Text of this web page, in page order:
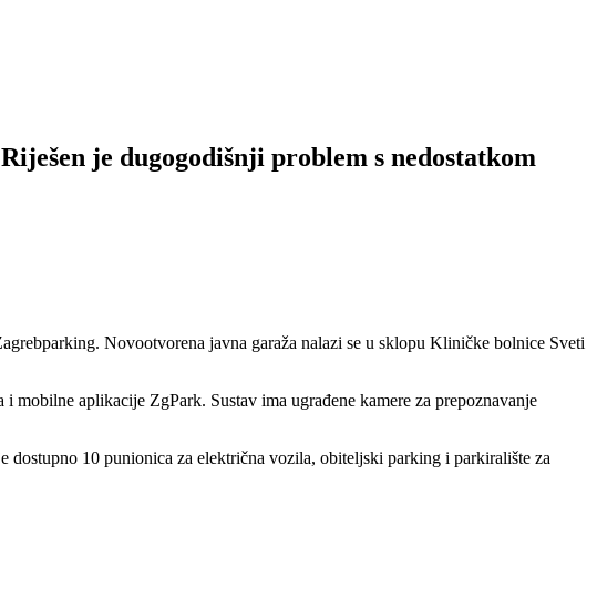
je dugogodišnji problem s nedostatkom
Novootvorena javna garaža nalazi se u sklopu Kliničke bolnice Sveti
aplikacije ZgPark. Sustav ima ugrađene kamere za prepoznavanje
dostupno 10 punionica za električna vozila, obiteljski parking i parkiralište za